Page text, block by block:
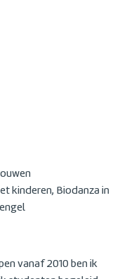
kinderen, Biodanza in
vanaf 2010 ben ik